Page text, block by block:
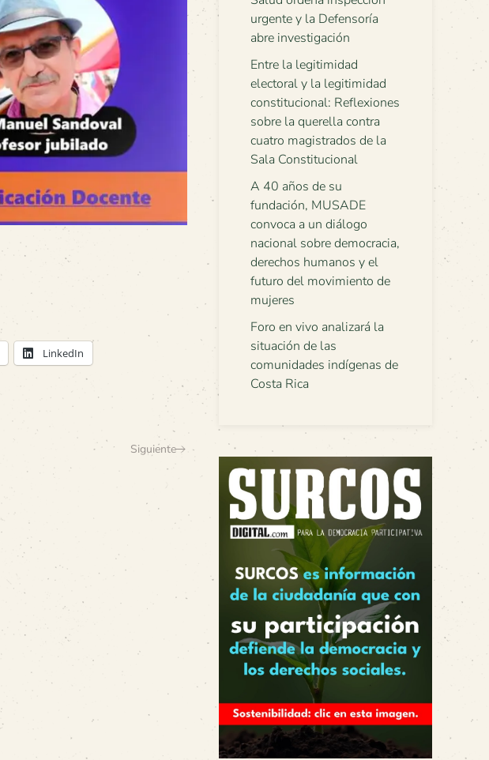
LinkedIn
Siguiente
urgente y la Defensoría
abre investigación
Entre la legitimidad
electoral y la legitimidad
constitucional: Reflexiones
sobre la querella contra
cuatro magistrados de la
Sala Constitucional
A 40 años de su
fundación, MUSADE
convoca a un diálogo
nacional sobre democracia,
derechos humanos y el
futuro del movimiento de
mujeres
Foro en vivo analizará la
situación de las
comunidades indígenas de
Costa Rica